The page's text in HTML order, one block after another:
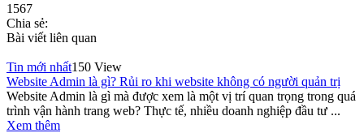
1567
Chia sẻ:
Bài viết liên quan
Tin mới nhất150 View
Website Admin là gì? Rủi ro khi website không có người quản trị
Website Admin là gì mà được xem là một vị trí quan trọng trong quá
trình vận hành trang web? Thực tế, nhiều doanh nghiệp đầu tư ...
Xem thêm